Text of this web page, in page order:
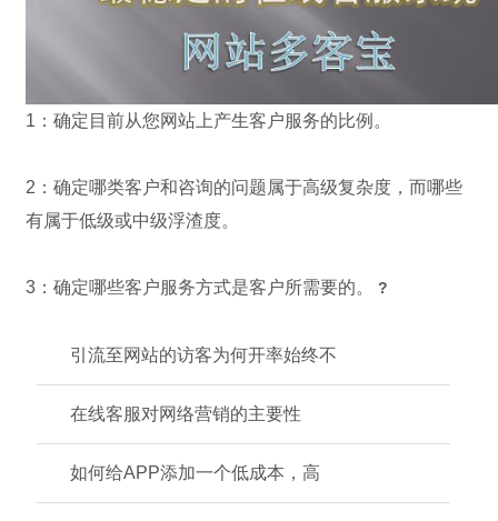
1：确定目前从您网站上产生客户服务的比例。
2：确定哪类客户和咨询的问题属于高级复杂度，而哪些
有属于低级或中级浮渣度。
3：确定哪些客户服务方式是客户所需要的。 ?
引流至网站的访客为何开率始终不
在线客服对网络营销的主要性
如何给APP添加一个低成本，高